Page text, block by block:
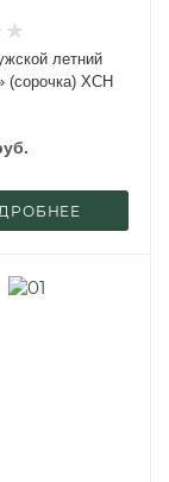
летний
(сорочка) ХСН